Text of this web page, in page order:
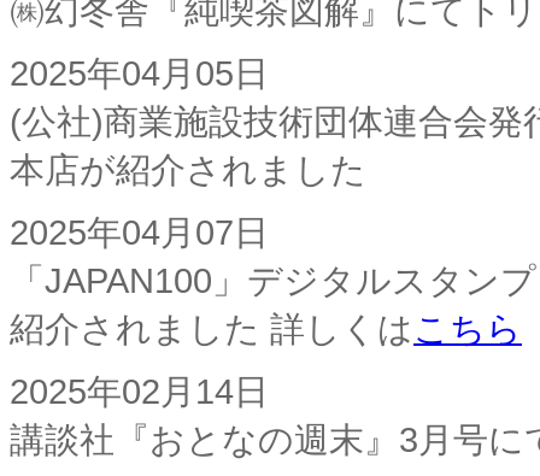
㈱幻冬舎『純喫茶図解』にてト
2025年04月05日
(公社)商業施設技術団体連合会
本店が紹介されました
2025年04月07日
「JAPAN100」デジタルスタン
紹介されました 詳しくは こちら
2025年02月14日
講談社『おとなの週末』3月号